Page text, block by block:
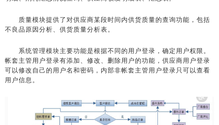
质量模块提供了对供应商某段时间内供货质量的查询功能，包括
不良品原因分析、供货质量分析表。
系统管理模块主要功能是根据不同的用户登录，确定用户权限。
帐套主管用户登录有添加、修改、删除用户的功能，供应商用户登录
可以修改自己的用户名和密码，内部非帐套主管用户登录只可以查看
用户信息。